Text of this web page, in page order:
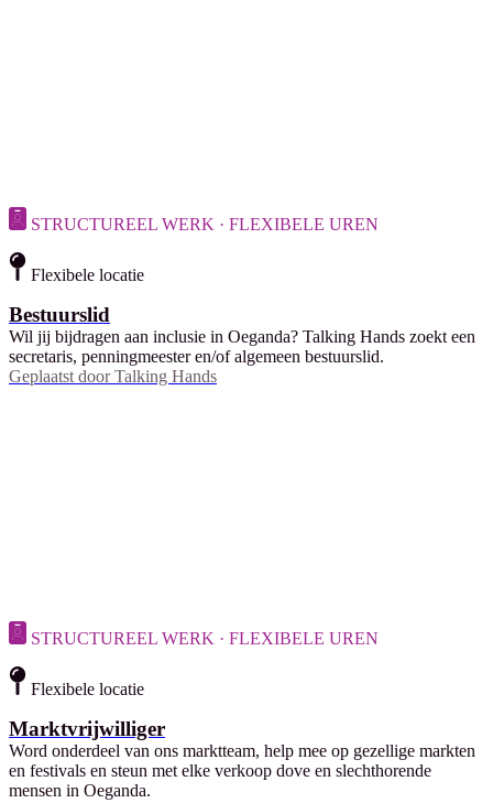
STRUCTUREEL WERK · FLEXIBELE UREN
Flexibele locatie
Bestuurslid
Wil jij bijdragen aan inclusie in Oeganda? Talking Hands zoekt een
secretaris, penningmeester en/of algemeen bestuurslid.
Geplaatst door Talking Hands
STRUCTUREEL WERK · FLEXIBELE UREN
Flexibele locatie
Marktvrijwilliger
Word onderdeel van ons marktteam, help mee op gezellige markten
en festivals en steun met elke verkoop dove en slechthorende
mensen in Oeganda.